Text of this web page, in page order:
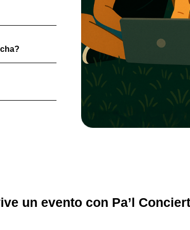
un evento con Pa’l